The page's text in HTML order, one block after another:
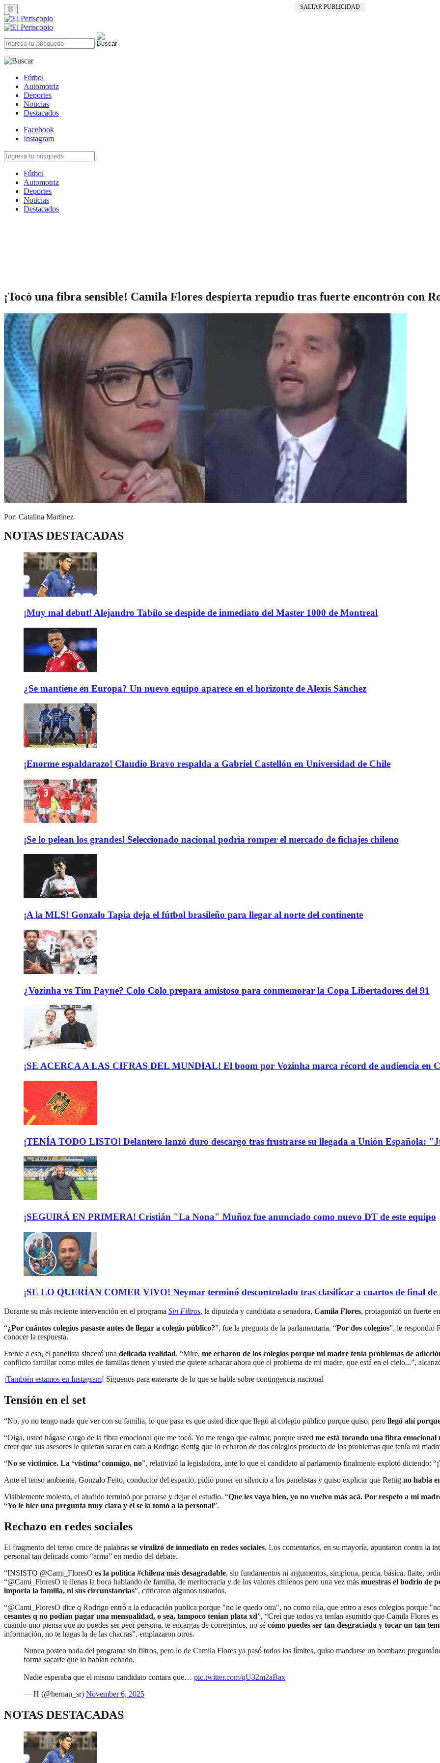
SALTAR PUBLICIDAD
☰
Fútbol
Automotriz
Deportes
Noticias
Destacados
Facebook
Instagram
Fútbol
Automotriz
Deportes
Noticias
Destacados
¡Tocó una fibra sensible! Camila Flores despierta repudio tras fuerte encontrón con
Por: Catalina Martínez
NOTAS DESTACADAS
¡Muy mal debut! Alejandro Tabilo se despide de inmediato del Master 1000 de Montreal
¿Se mantiene en Europa? Un nuevo equipo aparece en el horizonte de Alexis Sánchez
¡Enorme espaldarazo! Claudio Bravo respalda a Gabriel Castellón en Universidad de Chile
¡Se lo pelean los grandes! Seleccionado nacional podría romper el mercado de fichajes chileno
¡A la MLS! Gonzalo Tapia deja el fútbol brasileño para llegar al norte del continente
¿Vozinha vs Tim Payne? Colo Colo prepara amistoso para conmemorar la Copa Libertadores del 91
¡SE ACERCA A LAS CIFRAS DEL MUNDIAL! El boom por Vozinha marca récord de audiencia en
¡TENÍA TODO LISTO! Delantero lanzó duro descargo tras frustrarse su llegada a Unión Española:
¡SEGUIRÁ EN PRIMERA! Cristián "La Nona" Muñoz fue anunciado como nuevo DT de este equipo
¡SE LO QUERÍAN COMER VIVO! Neymar terminó descontrolado tras clasificar a cuartos de final de
Durante su más reciente intervención en el programa Sin Filtros, la diputada y candidata a senadora, Camila Flores, protagonizó un fuerte
“¿Por cuántos colegios pasaste antes de llegar a colegio público?”, fue la pregunta de la parlamentaria. “Por dos colegios”, le respondió
conocer la respuesta.
Frente a eso, el panelista sinceró una delicada realidad. “Mire, me echaron de los colegios porque mi madre tenía problemas de
conflicto familiar como miles de familias tienen y usted me quiere achacar ahora que el problema de mi madre, que está en el cielo...”,
¡También estamos en Instagram! Síguenos para enterarte de lo que se habla sobre contingencia nacional
Tensión en el set
“No, yo no tengo nada que ver con su familia, lo que pasa es que usted dice que llegó al colegio público porque quiso, pero llegó ahí
“Oiga, usted hágase cargo de la fibra emocional que me tocó. Yo me tengo que calmar, porque usted me está tocando una fibra
creer que sus asesores le quieran sacar en cara a Rodrigo Rettig que lo echaron de dos colegios producto de los problemas que tenía mi
“No se victimice. La ‘vístima’ conmigo, no”, relativizó la legisladora, ante lo que el candidato al parlamento finalmente explotó diciendo: “
Ante el tenso ambiente, Gonzalo Feito, conductor del espacio, pidió poner en silencio a los panelistas y quiso explicar que Rettig no había
Visiblemente molesto, el aludido terminó por pararse y dejar el estudio. “Que les vaya bien, yo no vuelvo más acá. Por respeto a mi
“Yo le hice una pregunta muy clara y él se la tomó a la personal”.
Rechazo en redes sociales
El fragmento del tenso cruce de palabras se viralizó de inmediato en redes sociales. Los comentarios, en su mayoría, apuntaron contra la
personal tan delicada como “arma” en medio del debate.
“INSISTO @Cami_FloresO es la política #chilena más desagradable, sin fundamentos ni argumentos, simplona, penca, básica, flaite,
“@Cami_FloresO te llenas la boca hablando de familia, de meritocracia y de los valores chilenos pero una vez más muestras el bodrio de
importa la familia, ni sus circunstancias”, criticaron algunos usuarios.
“@Cami_FloresO dice q Rodrigo entró a la educación publica porque "no le quedo otra", no como ella, que entro a esos colegios porque
cesantes q no podían pagar una mensualidad, o sea, tampoco tenian plata xd”, “Creí que todos ya tenían asumido que Camila Flores
cuando uno piensa que no puedes ser peor persona, te encargas de corregirnos, no sé cómo puedes ser tan desgraciada y tocar un tan
información, no te hagas la de las chacras”, emplazaron otros.
Nunca posteo nada del programa sin filtros, pero lo de Camila Flores ya pasó todos los límites, quiso mandarse un bombazo
forma sacarle que lo habían echado.
Nadie esperaba que el mismo candidato contara que… pic.twitter.com/qU32m2aBax
— H (@hernan_sr) November 6, 2025
NOTAS DESTACADAS